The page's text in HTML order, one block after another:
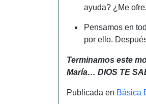
ayuda? ¿Me
Pensamos en
por ello.
Terminamos este
María… DIOS TE
Publicada en Básica